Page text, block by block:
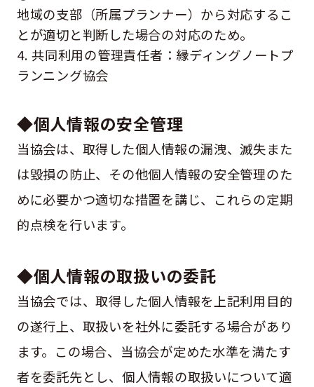
地域の支部（所属プランナー）から対応するこ
とが適切と判断した場合の対応のため。
4. 共同利用の管理責任者：縁ディングノートプ
ランニング協会
◆個人情報の安全管理
当協会は、取得した個人情報の漏洩、滅失また
は毀損の防止、その他個人情報の安全管理のた
めに必要かつ適切な措置を講じ、これらの定期
的点検を行います。
◆個人情報の取扱いの委託
当協会では、取得した個人情報を上記利用目的
の遂行上、取扱いを社外に委託する場合があり
ます。この場合、当協会が定めた水準を満たす
者を委託先とし、個人情報の取扱いについて適